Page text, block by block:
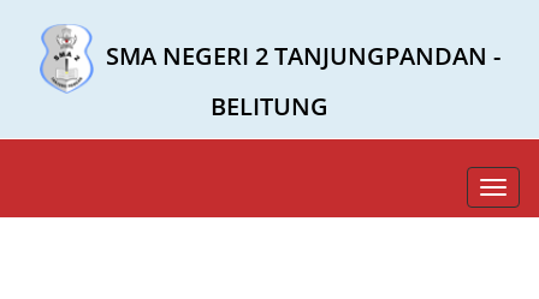
SMA NEGERI 2 TANJUNGPANDAN -
BELITUNG